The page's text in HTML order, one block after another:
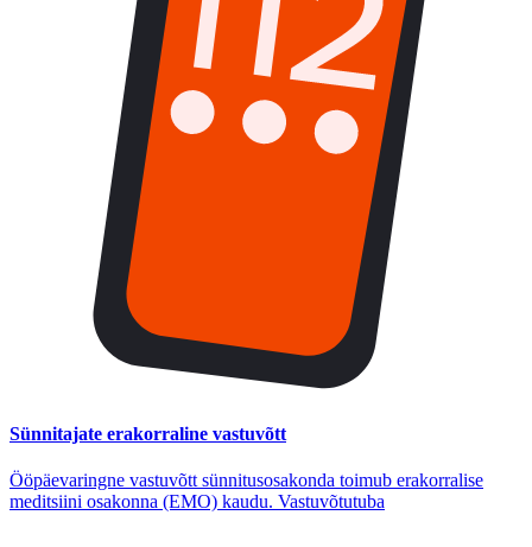
Sünnitajate erakorraline vastuvõtt
Ööpäevaringne vastuvõtt sünnitusosakonda toimub erakorralise
meditsiini osakonna (EMO) kaudu. Vastuvõtutuba